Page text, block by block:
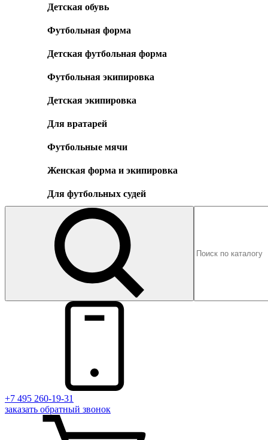
Детская обувь
Футбольная форма
Детская футбольная форма
Футбольная экипировка
Детская экипировка
Для вратарей
Футбольные мячи
Женская форма и экипировка
Для футбольных судей
+7 495 260-19-31
заказать обратный звонок